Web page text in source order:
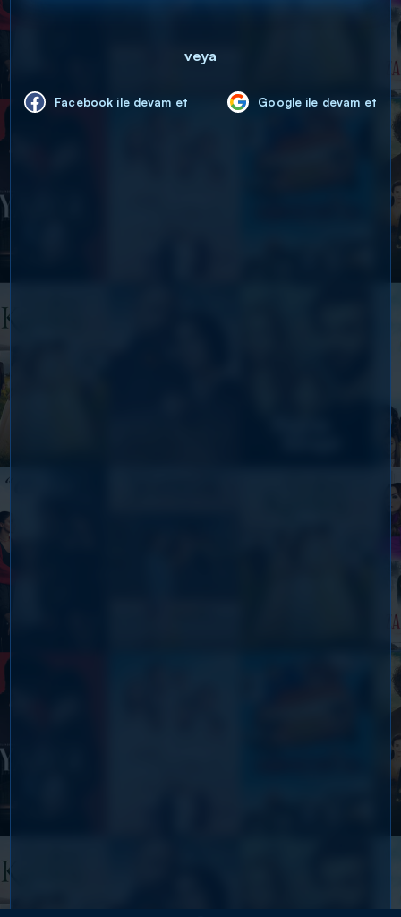
veya
Facebook ile devam et Google ile devam et